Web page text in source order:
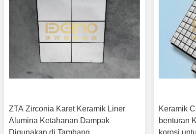
ZTA Zirconia Karet Keramik Liner
Alumina Ketahanan Dampak
Digunakan di Tambang
Keramik
benturan
korosi